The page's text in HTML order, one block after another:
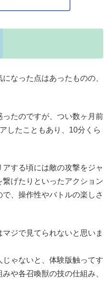
なった点はあったものの、
たのですが、つい数ヶ月前
したこともあり、10分くら
する頃には敵の攻撃をジャ
げたりといったアクション
、操作性やバトルの楽しさ
ジで見てられないと思いま
ゃないと、体験版触ってす
や各召喚獣の技の仕組み、